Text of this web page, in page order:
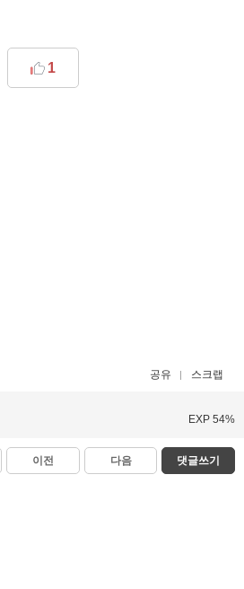
1
공유 스크랩
EXP 54%
이전 다음 댓글쓰기